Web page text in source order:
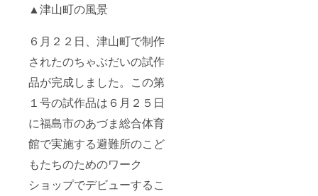
▲津山町の風景
６月２２日、津山町で制作
されたのちゃぶだいの試作
品が完成しました。この第
１号の試作品は６月２５日
に福島市のあづま総合体育
館で実施する避難所のこど
もたちのためのワーク
ショップでデビューするこ